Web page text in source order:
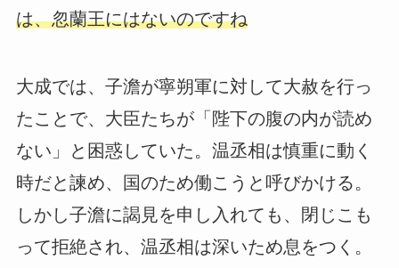
は、忽蘭王にはないのですね
大成では、子澹が寧朔軍に対して大赦を行っ
たことで、大臣たちが「陛下の腹の内が読め
ない」と困惑していた。温丞相は慎重に動く
時だと諫め、国のため働こうと呼びかける。
しかし子澹に謁見を申し入れても、閉じこも
って拒絶され、温丞相は深いため息をつく。